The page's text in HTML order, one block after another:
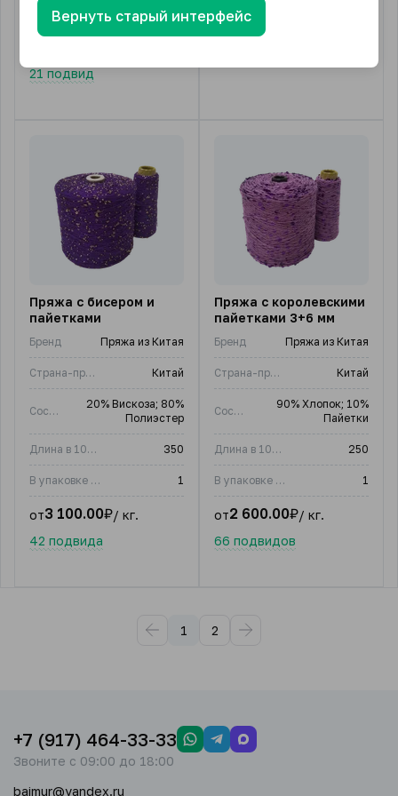
Диаметр пайеток, мм 2
21 подвид
6 подвидов
Пряжа с бисером и
пайетками
Бренд Пряжа из Китая
Страна-производитель Китай
Состав
20% Вискоза; 80%
Полиэстер
Длина в 100 гр, м 350
В упаковке (шт) 1
от3 100.00₽/ кг.
42 подвида
Пряжа с королевскими
пайетками 3+6 мм
Бренд Пряжа из Китая
Страна-производитель Китай
Состав
90% Хлопок; 10%
Пайетки
Длина в 100 гр, м 250
В упаковке (шт) 1
от2 600.00₽/ кг.
66 подвидов
1 2
+7 (917) 464-33-33
Звоните с 09:00 до 18:00
baimur@yandex.ru
Вернуть старый интерфейс